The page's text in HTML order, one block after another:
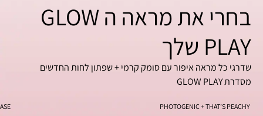
בחרי את מראה ה GLOW
PLAY שלך
שדרגי כל מראה איפור עם סומק קרמי + שפתון לחות החדשים
מסדרת GLOW PLAY
PHOTOGENIC + THAT’S PEACHY